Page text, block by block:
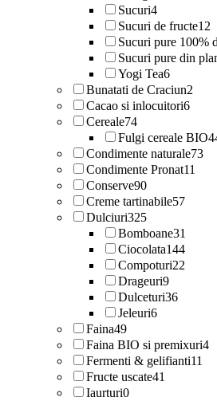
Sucuri4
Sucuri de fructe12
Sucuri pure 100%
Sucuri pure din
Yogi Tea6
Bunatati de Craciun2
Cacao si inlocuitori6
Cereale74
Fulgi cereale BIO
Condimente naturale73
Condimente Pronat11
Conserve90
Creme tartinabile57
Dulciuri325
Bomboane31
Ciocolata144
Compoturi22
Drageuri9
Dulceturi36
Jeleuri6
Faina49
Faina BIO si premixuri4
Fermenti & gelifianti11
Fructe uscate41
Iaurturi0